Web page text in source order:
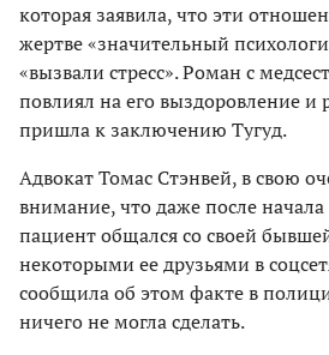
которая заявила, что эти
жертве «значительный
«вызвали стресс». Роман с
повлиял на его выздоровление и
пришла к заключению Тугуд.
Адвокат Томас Стэнвей, в свою
внимание, что даже после начала
пациент общался со своей
некоторыми ее друзьями в
сообщила об этом факте в
ничего не могла сделать.